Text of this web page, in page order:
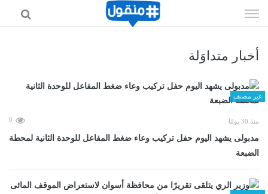
الى
أخبار متداوَلة
غير مصنف
منذ 30 يومًا 0
مدبولى يشهد اليوم حفل تركيب وعاء ضغط المفاعل للوحدة الثانية لمحطة
الضبعة